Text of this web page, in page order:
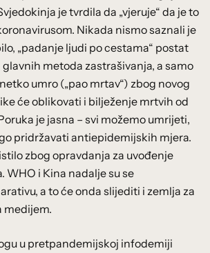
je tvrdila da „vjeruje“ da je to
Nikada nismo saznali je
„padanje ljudi po cestama“ postat
metoda zastrašivanja, a samo
umro („pao mrtav“) zbog novog
će oblikovati i bilježenje mrtvih od
je jasna – svi možemo umrijeti,
pridržavati antiepidemijskih mjera.
zbog opravdanja za uvođenje
WHO i Kina nadalje su se
a to će onda slijediti i zemlja za
medijem.
u pretpandemijskoj infodemiji